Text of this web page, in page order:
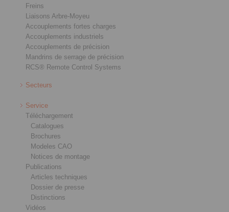
Freins
Liaisons Arbre-Moyeu
Accouplements fortes charges
Accouplements industriels
Accouplements de précision
Mandrins de serrage de précision
RCS® Remote Control Systems
Secteurs
Service
Téléchargement
Catalogues
Brochures
Modeles CAO
Notices de montage
Publications
Articles techniques
Dossier de presse
Distinctions
Vidéos